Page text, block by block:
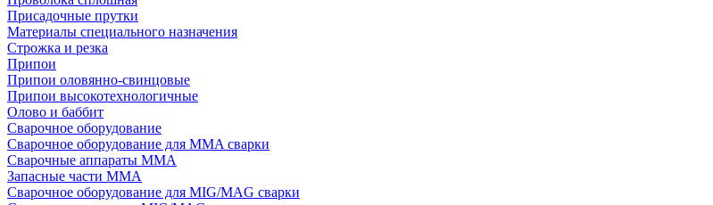
Присадочные прутки
Материалы специального назначения
Строжка и резка
Припои
Припои оловянно-свинцовые
Припои высокотехнологичные
Олово и баббит
Сварочное оборудование
Сварочное оборудование для MMA сварки
Сварочные аппараты MMA
Запасные части MMA
Сварочное оборудование для MIG/MAG сварки